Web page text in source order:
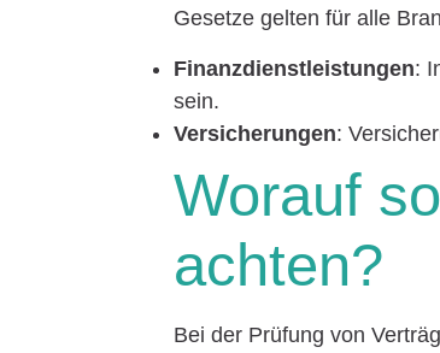
Gesetze gelten für alle
Finanzdienstleistungen:
sein.
Versicherungen:
Worauf
achten?
Bei der Prüfung von